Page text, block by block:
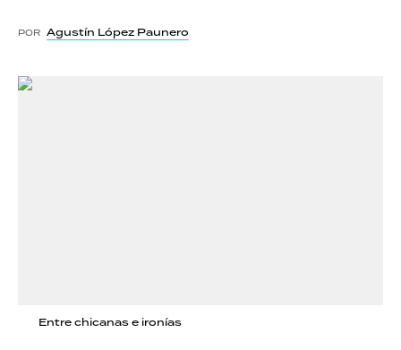
POR Agustín López Paunero
Entre chicanas e ironías